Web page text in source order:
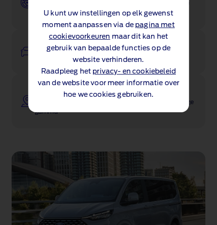
U kunt uw instellingen op elk gewenst
moment aanpassen via de pagina met
cookievoorkeuren maar dit kan het
gebruik van bepaalde functies op de
website verhinderen.
Raadpleeg het privacy- en cookiebeleid
van de website voor meer informatie over
hoe we cookies gebruiken.
Maak een testrit met uw nieuwe Ford wanneer het u
uitkomt
Ontdek prijzen en specificaties van onze modellen
Aanbiedingen
Ontdek onze nieuwste aanbiedingen op het volledige
gamma